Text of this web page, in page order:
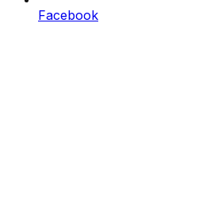
Facebook